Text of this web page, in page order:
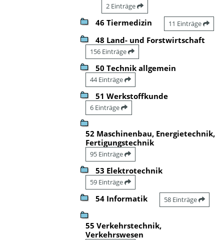
2 Einträge
46 Tiermedizin 11 Einträge
48 Land- und Forstwirtschaft
156 Einträge
50 Technik allgemein
44 Einträge
51 Werkstoffkunde
6 Einträge
52 Maschinenbau, Energietechnik,
Fertigungstechnik
95 Einträge
53 Elektrotechnik
59 Einträge
54 Informatik 58 Einträge
55 Verkehrstechnik,
Verkehrswesen